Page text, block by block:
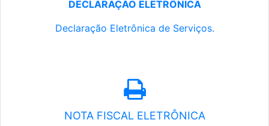
DECLARAÇÃO ELETRÔNICA
Declaração Eletrônica de Serviços.
NOTA FISCAL ELETRÔNICA